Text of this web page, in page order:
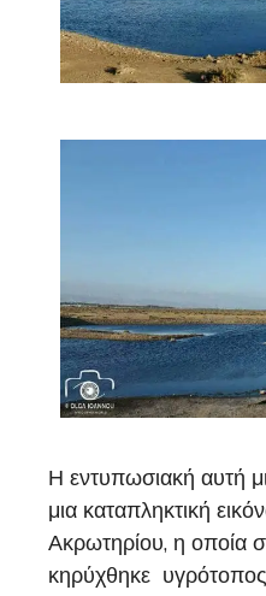
Η εντυπωσιακή αυτή
μια καταπληκτική
Ακρωτηρίου, η οποία
κηρύχθηκε